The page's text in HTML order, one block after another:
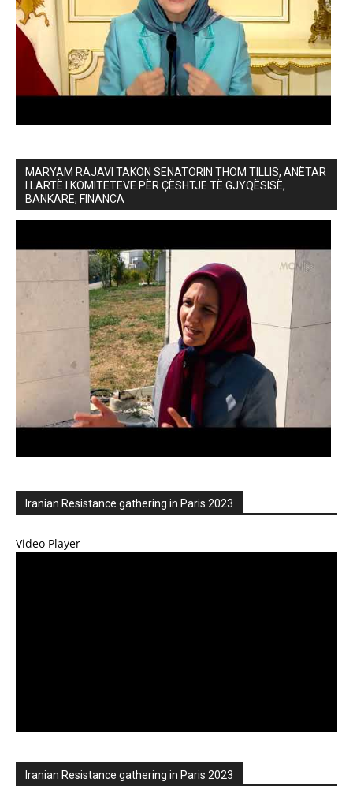
MARYAM RAJAVI TAKON SENATORIN THOM TILLIS, ANËTAR
I LARTË I KOMITETEVE PËR ÇËSHTJE TË GJYQËSISË,
BANKARË, FINANCA
Iranian Resistance gathering in Paris 2023
Video Player
Iranian Resistance gathering in Paris 2023